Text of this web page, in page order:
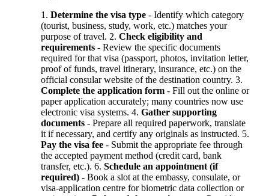
1. Determine the visa type - Identify which category
(tourist, business, study, work, etc.) matches your
purpose of travel. 2. Check eligibility and
requirements - Review the specific documents
required for that visa (passport, photos, invitation letter,
proof of funds, travel itinerary, insurance, etc.) on the
official consular website of the destination country. 3.
Complete the application form - Fill out the online or
paper application accurately; many countries now use
electronic visa systems. 4. Gather supporting
documents - Prepare all required paperwork, translate
it if necessary, and certify any originals as instructed. 5.
Pay the visa fee - Submit the appropriate fee through
the accepted payment method (credit card, bank
transfer, etc.). 6. Schedule an appointment (if
required) - Book a slot at the embassy, consulate, or
visa-application centre for biometric data collection or